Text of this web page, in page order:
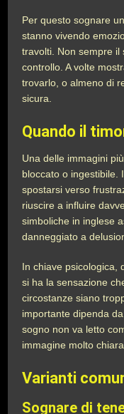
Per questo sognare
stanno vivendo
travolti. Non sempre il
controllo. A volte
trovarlo, o almeno di
sicura.
Quando il
Una delle immagini
bloccato o ingestibile.
spostarsi verso
riuscire a influire
simboliche in inglese
danneggiato a
In chiave psicologica,
si ha la sensazione
circostanze siano
importante dipenda
sogno non va letto
immagine molto
Varianti
Sognare di